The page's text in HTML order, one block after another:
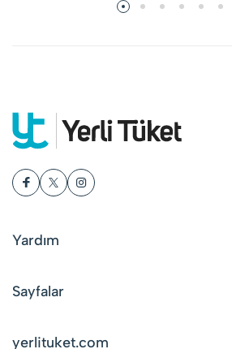
Yardım
Sayfalar
yerlituket.com